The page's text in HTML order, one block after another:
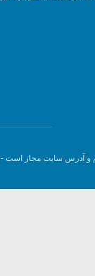
و آدرس سایت مجاز است -